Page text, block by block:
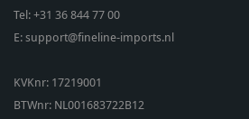
Tel:+31 36 844 77 00
E:support@fineline-imports.nl
KVKnr: 17219001
BTWnr: NL001683722B12